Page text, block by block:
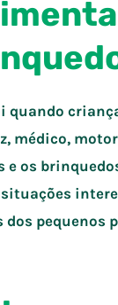
médico,
os
pequenos